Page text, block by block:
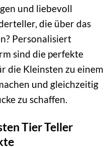
und liebevoll
die über das
Personalisiert
sind die perfekte
die Kleinsten zu einem
und gleichzeitig
zu schaffen.
Tier Teller